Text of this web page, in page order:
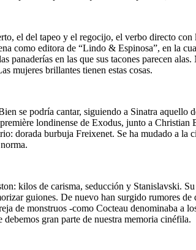
el del tapeo y el regocijo, el verbo directo
como editora de “Lindo & Espinosa”, en la
en las que sus tacones parecen
mujeres brillantes tienen estas cosas.
se podría cantar, siguiendo a Sinatra
londinense de Exodus, junto a
dorada burbuja Freixenet. Se ha mudado a
kilos de carisma, seducción y Stanislavski.
guiones. De nuevo han surgido rumores
de monstruos -como Cocteau denominaba
gran parte de nuestra memoria cinéfila.